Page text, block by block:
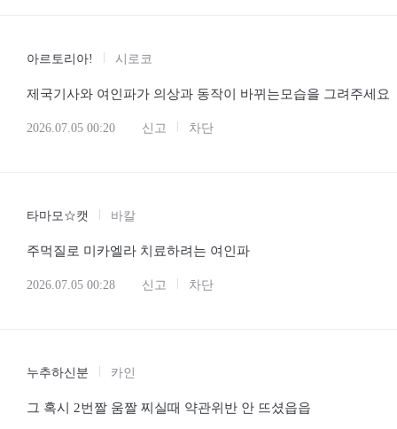
아르토리아! 시로코
제국기사와 여인파가 의상과 동작이 바뀌는모습을 그려주세요
2026.07.05 00:20 신고 차단
타마모☆캣 바칼
주먹질로 미카엘라 치료하려는 여인파
2026.07.05 00:28 신고 차단
누추하신분 카인
그 혹시 2번짤 움짤 찌실때 약관위반 안 뜨셨읍읍